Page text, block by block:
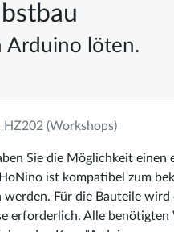
Arduino löten.
(Workshops)
Sie die Möglichkeit
ist kompatibel zum
Für die Bauteile
erforderlich. Alle benötigten